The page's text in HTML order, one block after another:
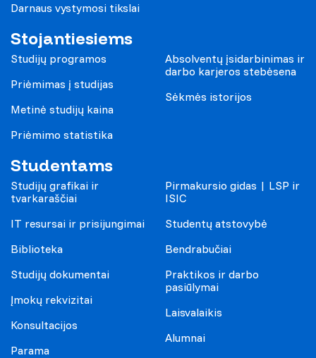
Darnaus vystymosi tikslai
Stojantiesiems
Studijų programos
Priėmimas į studijas
Metinė studijų kaina
Priėmimo statistika
Absolventų įsidarbinimas ir
darbo karjeros stebėsena
Sėkmės istorijos
Studentams
Studijų grafikai ir
tvarkaraščiai
IT resursai ir prisijungimai
Biblioteka
Studijų dokumentai
Įmokų rekvizitai
Konsultacijos
Parama
Pirmakursio gidas | LSP ir
ISIC
Studentų atstovybė
Bendrabučiai
Praktikos ir darbo
pasiūlymai
Laisvalaikis
Alumnai